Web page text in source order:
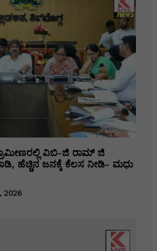
ವಿಬಿ-ಜಿ ರಾಮ್ ಜಿ
ಹೆಚ್ಚಿನ ಜನಕ್ಕೆ ಕೆಲಸ ನೀಡಿ- ಮಧು
2026